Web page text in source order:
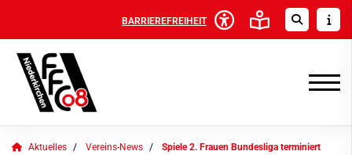
BARRIEREFREIHEIT
Aktuelles Vereins-News Spiele 2. Frauen Bundesliga terminiert